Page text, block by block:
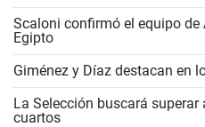
Scaloni confirmó el equipo
Egipto
Giménez y Díaz destacan en
La Selección buscará superar
cuartos